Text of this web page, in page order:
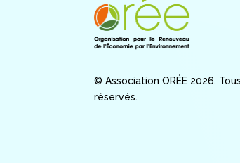
© Association ORÉE 2026.
réservés.